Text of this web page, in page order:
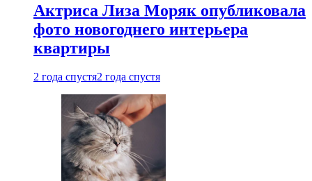
Актриса Лиза Моряк опубликовала
фото новогоднего интерьера
квартиры
2 года спустя2 года спустя